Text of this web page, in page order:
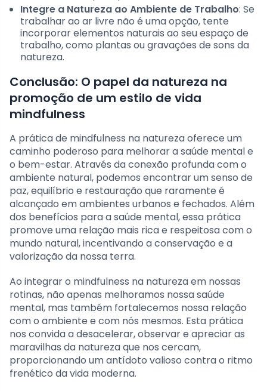
Integre a Natureza ao Ambiente de Trabalho: Se
trabalhar ao ar livre não é uma opção, tente
incorporar elementos naturais ao seu espaço de
trabalho, como plantas ou gravações de sons da
natureza.
Conclusão: O papel da natureza na
promoção de um estilo de vida
mindfulness
A prática de mindfulness na natureza oferece um
caminho poderoso para melhorar a saúde mental e
o bem-estar. Através da conexão profunda com o
ambiente natural, podemos encontrar um senso de
paz, equilíbrio e restauração que raramente é
alcançado em ambientes urbanos e fechados. Além
dos benefícios para a saúde mental, essa prática
promove uma relação mais rica e respeitosa com o
mundo natural, incentivando a conservação e a
valorização da nossa terra.
Ao integrar o mindfulness na natureza em nossas
rotinas, não apenas melhoramos nossa saúde
mental, mas também fortalecemos nossa relação
com o ambiente e com nós mesmos. Esta prática
nos convida a desacelerar, observar e apreciar as
maravilhas da natureza que nos cercam,
proporcionando um antídoto valioso contra o ritmo
frenético da vida moderna.